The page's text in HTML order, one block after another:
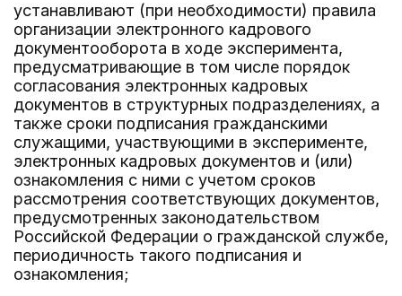
устанавливают (при необходимости) правила
организации электронного кадрового
документооборота в ходе эксперимента,
предусматривающие в том числе порядок
согласования электронных кадровых
документов в структурных подразделениях, а
также сроки подписания гражданскими
служащими, участвующими в эксперименте,
электронных кадровых документов и (или)
ознакомления с ними с учетом сроков
рассмотрения соответствующих документов,
предусмотренных законодательством
Российской Федерации о гражданской службе,
периодичность такого подписания и
ознакомления;